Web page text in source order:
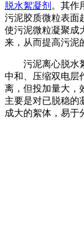
脱水絮凝剂 。其作
污泥胶质微粒表面
使污泥微粒凝聚成
来，从而提高污
污泥离心脱水
中和、压缩双电层
离，但投加量大，
主要是对已脱稳的
成大的絮体，易于